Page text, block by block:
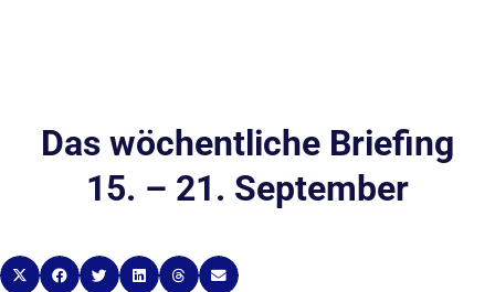
Das wöchentliche Briefing
15. – 21. September